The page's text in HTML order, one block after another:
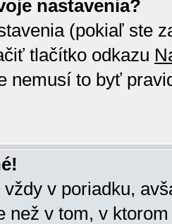
nastavenia?
(pokiaľ ste
tlačítko odkazu
nemusí to byť
v poriadku,
než v tom, v